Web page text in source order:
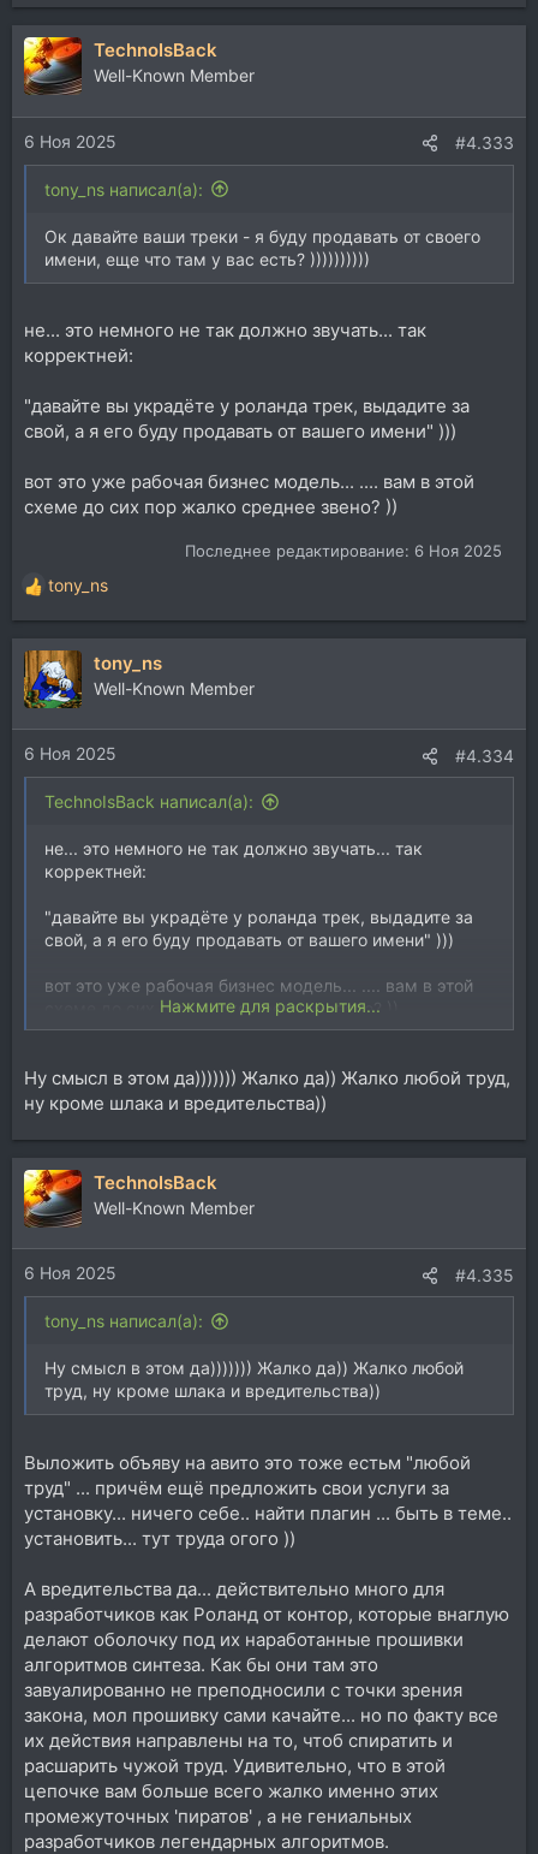
TechnoIsBack
Well-Known Member
6 Ноя 2025 #4.333
tony_ns написал(а):
Ок давайте ваши треки - я буду продавать от своего
имени, еще что там у вас есть? ))))))))))
не... это немного не так должно звучать... так
корректней:
"давайте вы украдёте у роланда трек, выдадите за
свой, а я его буду продавать от вашего имени" )))
вот это уже рабочая бизнес модель... .... вам в этой
схеме до сих пор жалко среднее звено? ))
Последнее редактирование: 6 Ноя 2025
Р
е
а
к
ц
и
и
:
tony_ns
tony_ns
Well-Known Member
6 Ноя 2025 #4.334
TechnoIsBack написал(а):
не... это немного не так должно звучать... так
корректней:
"давайте вы украдёте у роланда трек, выдадите за
свой, а я его буду продавать от вашего имени" )))
вот это уже рабочая бизнес модель... .... вам в этой
схеме до сих пор жалко среднее звено? ))
Нажмите для раскрытия...
Ну смысл в этом да))))))) Жалко да)) Жалко любой труд,
ну кроме шлака и вредительства))
TechnoIsBack
Well-Known Member
6 Ноя 2025 #4.335
tony_ns написал(а):
Ну смысл в этом да))))))) Жалко да)) Жалко любой
труд, ну кроме шлака и вредительства))
Выложить объяву на авито это тоже естьм "любой
труд" ... причём ещё предложить свои услуги за
установку... ничего себе.. найти плагин ... быть в теме..
установить... тут труда огого ))
А вредительства да... действительно много для
разработчиков как Роланд от контор, которые внаглую
делают оболочку под их наработанные прошивки
алгоритмов синтеза. Как бы они там это
завуалированно не преподносили с точки зрения
закона, мол прошивку сами качайте... но по факту все
их действия направлены на то, чтоб спиратить и
расшарить чужой труд. Удивительно, что в этой
цепочке вам больше всего жалко именно этих
промежуточных 'пиратов' , а не гениальных
разработчиков легендарных алгоритмов.